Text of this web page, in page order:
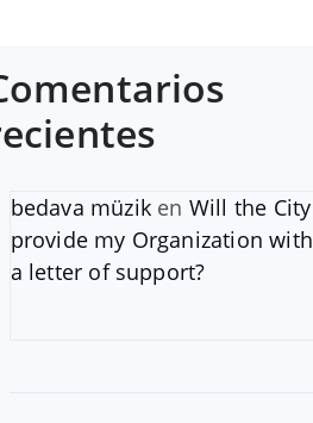
bedava müziken Will the City
provide my Organization with
a letter of support?